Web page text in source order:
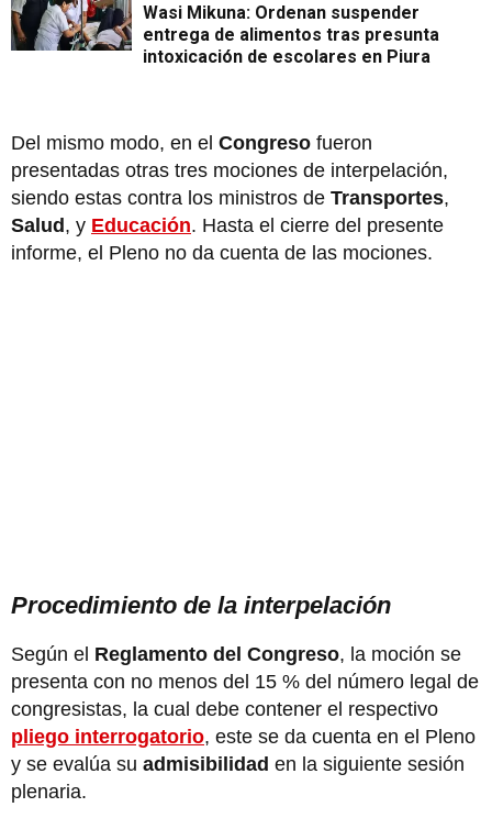
Wasi Mikuna: Ordenan suspender
entrega de alimentos tras presunta
intoxicación de escolares en Piura
Del mismo modo, en el Congreso fueron
presentadas otras tres mociones de interpelación,
siendo estas contra los ministros de Transportes,
Salud, y Educación. Hasta el cierre del presente
informe, el Pleno no da cuenta de las mociones.
Procedimiento de la interpelación
Según el Reglamento del Congreso, la moción se
presenta con no menos del 15 % del número legal de
congresistas, la cual debe contener el respectivo
pliego interrogatorio, este se da cuenta en el Pleno
y se evalúa su admisibilidad en la siguiente sesión
plenaria.